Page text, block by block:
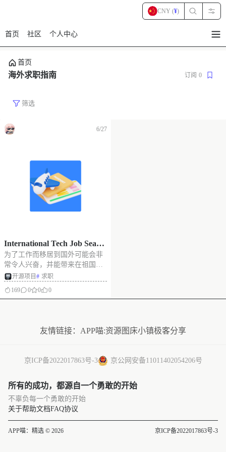
首页 社区 个人中心
CNY (¥)
首页
海外求职指南 订阅 0
筛选
6/27
International Tech Job Searc
h Handbook：海外科技求职
完整指南，涵盖从简历优
化、面试准备到薪资谈判、
签证申请、海外搬迁的全流
为了工作而移居到国外可能会非
常令人兴奋，并能带来在祖国无
法获得的独特机会。同时，这也
有体会。一旦你决定移居国外，
望这本手册能为您提供所需的指
导。内容涵盖简
开源项目 # 求职
169
0 0 0
友情链接： APP喵:资源 图床小镇极客分享
京ICP备2022017863号-3 京公网安备11011402054206号
所有的成功，都源自一个勇敢的开始
不辜负每一个勇敢的开始
关于帮助文档FAQ协议
APP喵：精选 © 2026 京ICP备2022017863号-3